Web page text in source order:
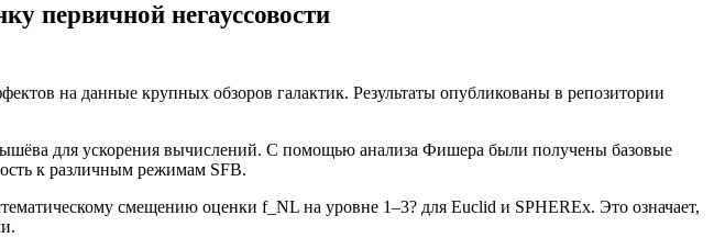
первичной негауссовости
на данные крупных обзоров галактик. Результаты опубликованы в репозитории
для ускорения вычислений. С помощью анализа Фишера были получены базовые
к различным режимам SFB.
смещению оценки f_NL на уровне 1–3? для Euclid и SPHEREx. Это означает,